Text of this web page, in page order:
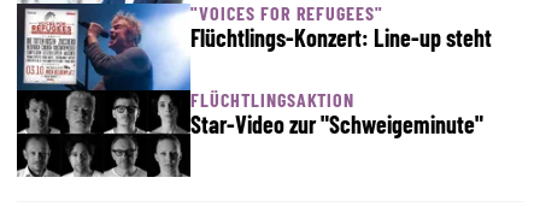
"VOICES FOR REFUGEES"
Flüchtlings-Konzert: Line-up steht
FLÜCHTLINGSAKTION
Star-Video zur "Schweigeminute"